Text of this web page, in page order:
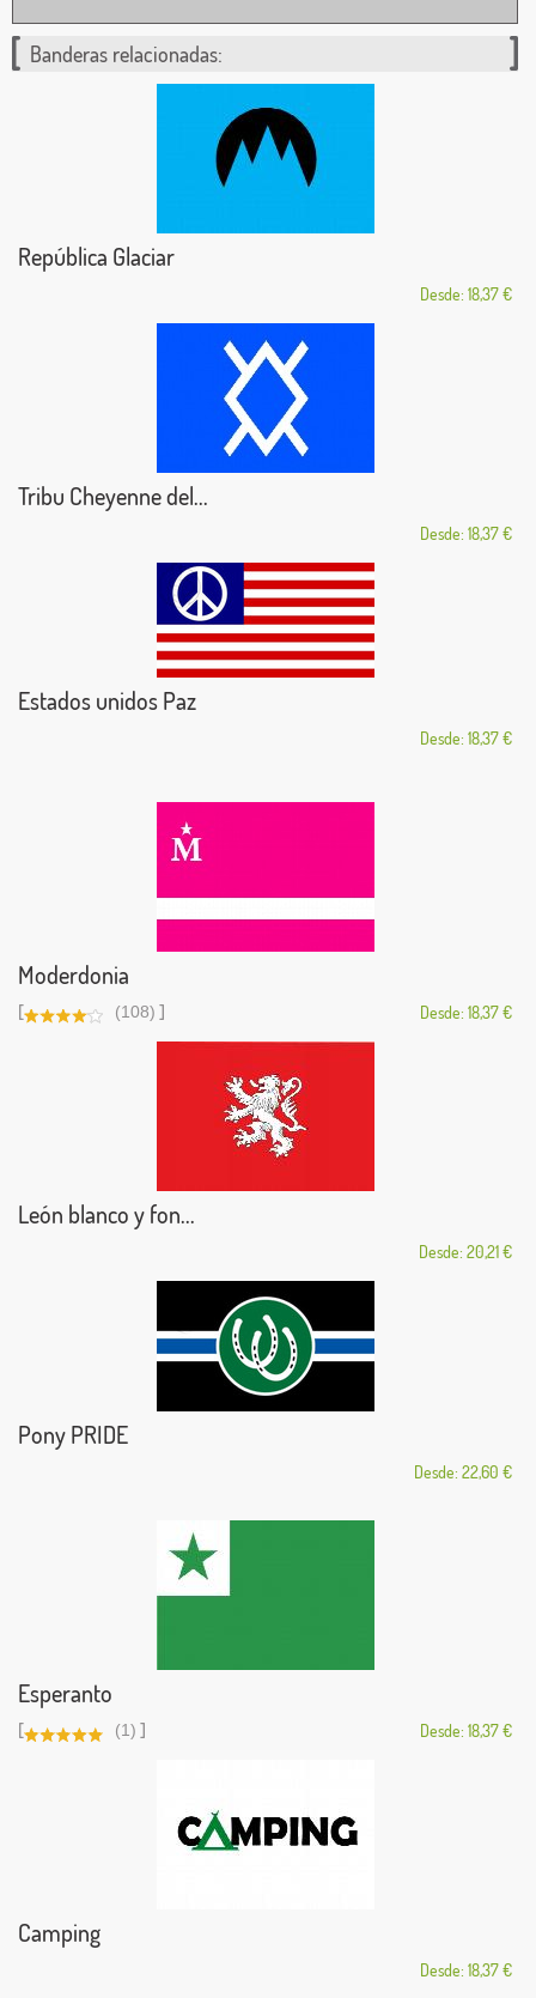
Banderas relacionadas:
República Glaciar
Desde: 18,37 €
Tribu Cheyenne del...
Desde: 18,37 €
Estados unidos Paz
Desde: 18,37 €
Moderdonia
[ (108) ] Desde: 18,37 €
León blanco y fon...
Desde: 20,21 €
Pony PRIDE
Desde: 22,60 €
Esperanto
[ (1) ] Desde: 18,37 €
Camping
Desde: 18,37 €